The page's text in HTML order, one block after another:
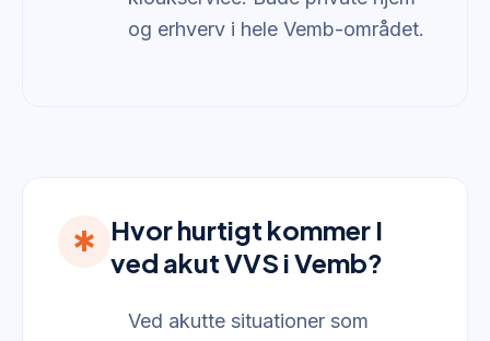
og erhverv i hele Vemb-området.
emergency
Hvor hurtigt kommer I
ved akut VVS i Vemb?
Ved akutte situationer som